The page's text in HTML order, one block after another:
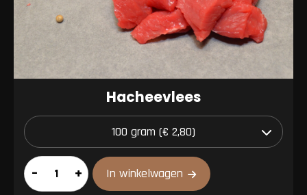
Hacheevlees
Hacheevlees
aantal
– + In winkelwagen